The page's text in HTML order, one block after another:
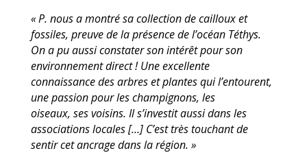
« P. nous a montré sa collection de cailloux et
fossiles, preuve de la présence de l’océan Téthys.
On a pu aussi constater son intérêt pour son
environnement direct ! Une excellente
connaissance des arbres et plantes qui l’entourent,
une passion pour les champignons, les
oiseaux, ses voisins. Il s’investit aussi dans les
associations locales […] C’est très touchant de
sentir cet ancrage dans la région. »